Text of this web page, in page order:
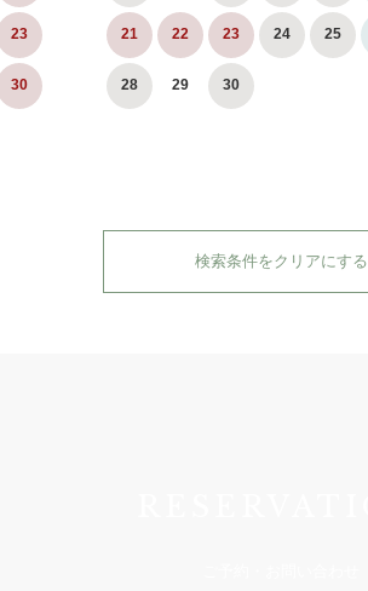
23
30
21 22 23 24 25
28 29 30
検索条件をクリアにする